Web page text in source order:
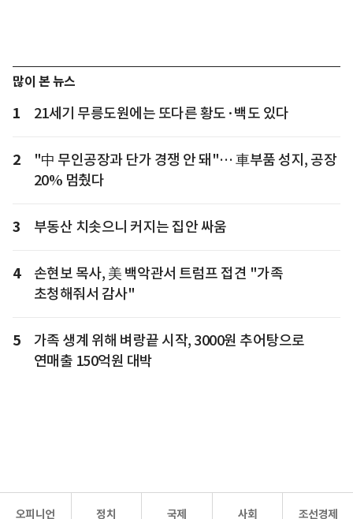
많이 본 뉴스
1 21세기 무릉도원에는 또다른 황도·백도 있다
2
"中 무인공장과 단가 경쟁 안 돼"… 車부품 성지, 공장
20% 멈췄다
3 부동산 치솟으니 커지는 집안 싸움
4
손현보 목사, 美 백악관서 트럼프 접견 "가족
초청해줘서 감사"
5
가족 생계 위해 벼랑끝 시작, 3000원 추어탕으로
연매출 150억원 대박
오피니언 정치 국제 사회 조선경제